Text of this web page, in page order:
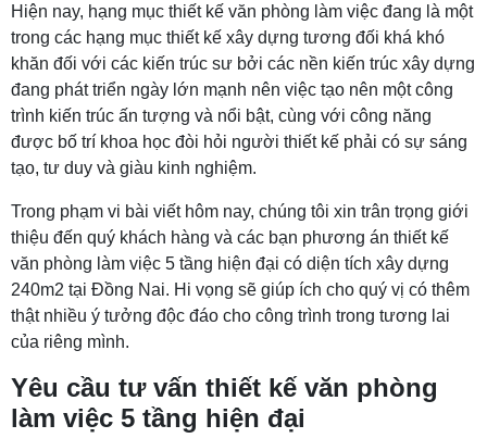
Hiện nay, hạng mục thiết kế văn phòng làm việc đang là một
trong các hạng mục thiết kế xây dựng tương đối khá khó
khăn đối với các kiến trúc sư bởi các nền kiến trúc xây dựng
đang phát triển ngày lớn mạnh nên việc tạo nên một công
trình kiến trúc ấn tượng và nổi bật, cùng với công năng
được bố trí khoa học đòi hỏi người thiết kế phải có sự sáng
tạo, tư duy và giàu kinh nghiệm.
Trong phạm vi bài viết hôm nay, chúng tôi xin trân trọng giới
thiệu đến quý khách hàng và các bạn phương án thiết kế
văn phòng làm việc 5 tầng hiện đại có diện tích xây dựng
240m2 tại Đồng Nai. Hi vọng sẽ giúp ích cho quý vị có thêm
thật nhiều ý tưởng độc đáo cho công trình trong tương lai
của riêng mình.
Yêu cầu tư vấn thiết kế văn phòng
làm việc 5 tầng hiện đại